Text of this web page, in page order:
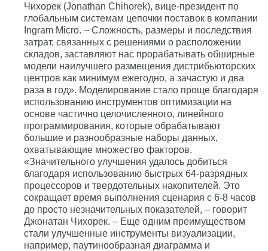
Чихорек (Jonathan Chihorek), вице-президент по
глобальным системам цепочки поставок в компании
Ingram Micro. – Сложность, размеры и последствия
затрат, связанных с решениями о расположении
складов, заставляют нас прорабатывать обширные
модели наилучшего размещения дистрибьюторских
центров как минимум ежегодно, а зачастую и два
раза в год». Моделирование стало проще благодаря
использованию инструментов оптимизации на
основе частично целочисленного, линейного
программирования, которые обрабатывают
большие и разнообразные наборы данных,
охватывающие множество факторов.
«Значительного улучшения удалось добиться
благодаря использованию быстрых 64-разрядных
процессоров и твердотельных накопителей. Это
сокращает время выполнения сценария с 6-8 часов
до просто незначительных показателей, – говорит
Джонатан Чихорек. – Еще одним преимуществом
стали улучшенные инструменты визуализации,
например, паутинообразная диаграмма и